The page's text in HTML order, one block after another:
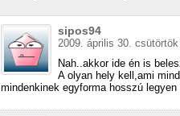
sipos94
2009. április 30.
Nah..akkor ide én is
A olyan hely kell,ami
mindenkinek egyforma hosszú